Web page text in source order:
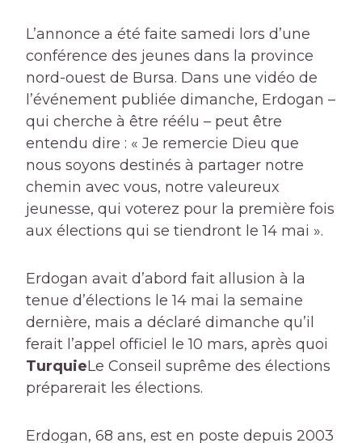
L’annonce a été faite samedi lors d’une
conférence des jeunes dans la province
nord-ouest de Bursa. Dans une vidéo de
l’événement publiée dimanche, Erdogan –
qui cherche à être réélu – peut être
entendu dire : « Je remercie Dieu que
nous soyons destinés à partager notre
chemin avec vous, notre valeureux
jeunesse, qui voterez pour la première fois
aux élections qui se tiendront le 14 mai ».
Erdogan avait d’abord fait allusion à la
tenue d’élections le 14 mai la semaine
dernière, mais a déclaré dimanche qu’il
ferait l’appel officiel le 10 mars, après quoi
TurquieLe Conseil suprême des élections
préparerait les élections.
Erdogan, 68 ans, est en poste depuis 2003